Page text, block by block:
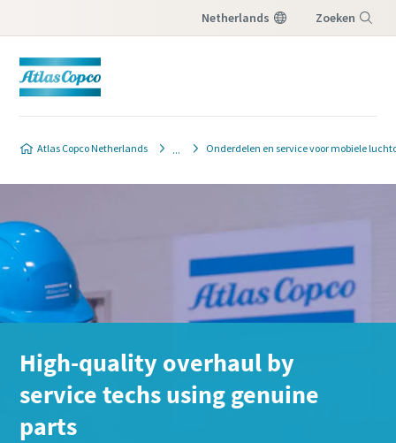
Netherlands Zoeken
Atlas Copco Netherlands Onderdelen en service voor mobiele
High-quality overhaul by
service techs using genuine
parts